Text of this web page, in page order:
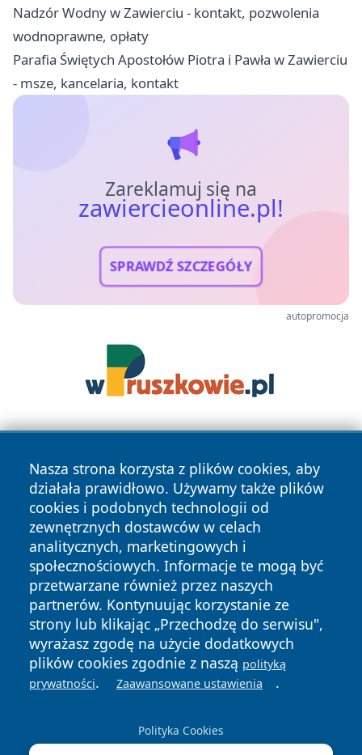
Nadzór Wodny w Zawierciu - kontakt, pozwolenia
wodnoprawne, opłaty
Parafia Świętych Apostołów Piotra i Pawła w Zawierciu
- msze, kancelaria, kontakt
Zareklamuj się na
zawiercieonline.pl!
SPRAWDŹ SZCZEGÓŁY
autopromocja
Nasza strona korzysta z plików cookies, aby
działała prawidłowo. Używamy także plików
cookies i podobnych technologii od
zewnętrznych dostawców w celach
analitycznych, marketingowych i
społecznościowych. Informacje te mogą być
przetwarzane również przez naszych
partnerów. Kontynuując korzystanie ze
strony lub klikając „Przechodzę do serwisu",
wyrażasz zgodę na użycie dodatkowych
plików cookies zgodnie z naszą polityką
prywatności. Zaawansowane ustawienia .
Polityka Cookies
Copyright © 2026 zawiercieonline.pl Wszystkie prawa
zastrzeżone.
News Autorzy
Polityka
Prywatności
Polityka
Cookies